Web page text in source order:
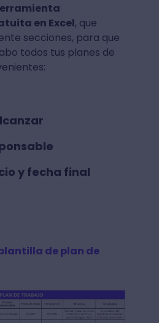
en Excel, que
secciones, para que
todos tus planes de
y fecha final
de plan de